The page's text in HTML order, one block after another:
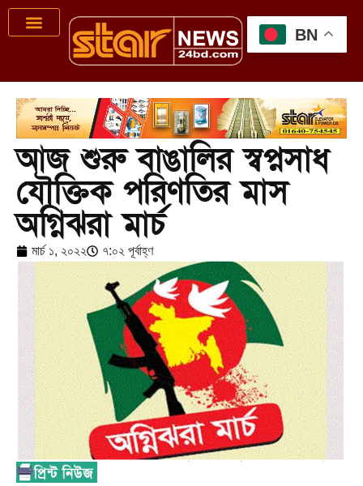
আজ শুরু বাঙালির স্বপ্নসাধ
যৌক্তিক পরিণতির মাস
অগ্নিঝরা মার্চ
মার্চ ১, ২০২২ ৭:০২ পূর্বাহ্ণ
BN